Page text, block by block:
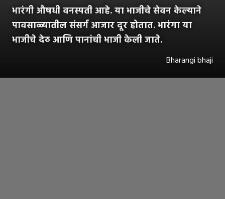
भारंगी औषधी वनस्पती आहे. या भाजीचे सेवन केल्याने
पावसाळ्यातील संसर्ग आजार दूर होतात. भारंगा या
भाजीचे देठ आणि पानांची भाजी केली जाते.
Bharangi bhaji